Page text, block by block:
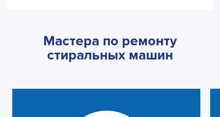
Мастера по ремонту
стиральных машин